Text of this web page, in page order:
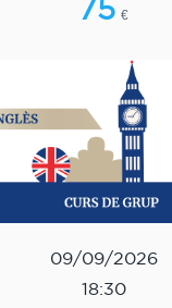
75 €
09/09/2026
18:30